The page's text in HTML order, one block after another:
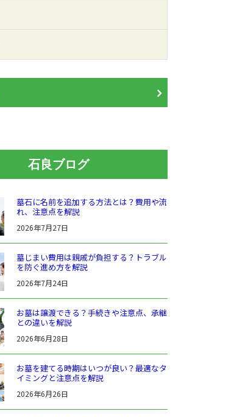
石良ブログ
墓石に名前を追加する方法とは？費用や流
れ、注意点を解説
2026年7月27日
墓じまい費用は親戚が負担する？トラブル
を防ぐ進め方を解説
2026年7月24日
お墓は譲渡できる？手続きや注意点、承継
との違いを解説
2026年6月28日
お墓を建てる時期はいつが良い？最適なタ
イミングと注意点を解説
2026年6月26日